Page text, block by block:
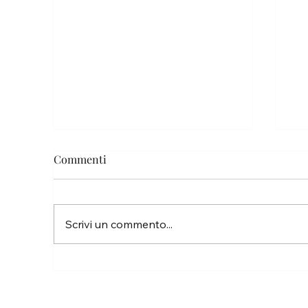
Commenti
Scrivi un commento...